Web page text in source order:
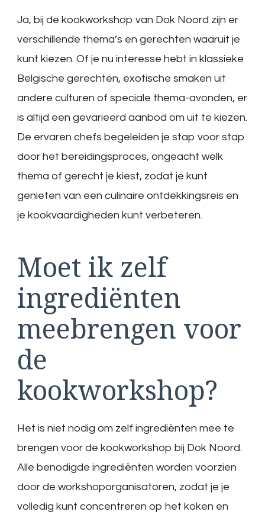
Ja, bij de kookworkshop van Dok Noord zijn er
verschillende thema’s en gerechten waaruit je
kunt kiezen. Of je nu interesse hebt in klassieke
Belgische gerechten, exotische smaken uit
andere culturen of speciale thema-avonden, er
is altijd een gevarieerd aanbod om uit te kiezen.
De ervaren chefs begeleiden je stap voor stap
door het bereidingsproces, ongeacht welk
thema of gerecht je kiest, zodat je kunt
genieten van een culinaire ontdekkingsreis en
je kookvaardigheden kunt verbeteren.
Moet ik zelf
ingrediënten
meebrengen voor
de
kookworkshop?
Het is niet nodig om zelf ingrediënten mee te
brengen voor de kookworkshop bij Dok Noord.
Alle benodigde ingrediënten worden voorzien
door de workshoporganisatoren, zodat je je
volledig kunt concentreren op het koken en